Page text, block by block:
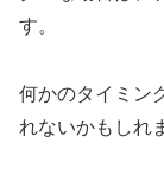
す。
何かのタイミン
れないかもしれ